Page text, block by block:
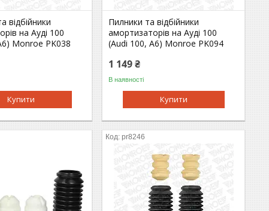
відбійники
на Ауді 100
Monroe PK038
Купити
Пилники та відбійники
амортизаторів на Ауді 100
(Audi 100, A6) Monroe PK094
1 149 ₴
В наявності
Купити
pr8246